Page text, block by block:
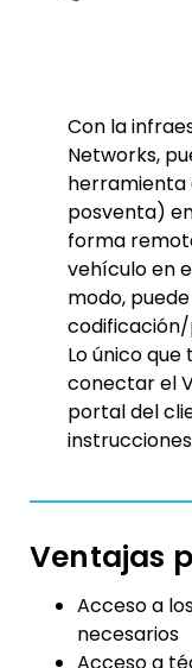
Con la
Networks,
herramienta
posventa)
forma
vehículo en
modo,
Lo único
conectar el
portal del
Ventajas
Acceso a
necesarios